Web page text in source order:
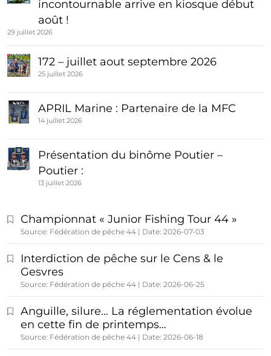
incontournable arrive en kiosque début
août !
29 juillet 2026
172 – juillet aout septembre 2026
25 juillet 2026
APRIL Marine : Partenaire de la MFC
14 juillet 2026
Présentation du binôme Poutier –
Poutier :
13 juillet 2026
Championnat « Junior Fishing Tour 44 »
Source: Fédération de pêche 44 Date: 2026-07-03
Interdiction de pêche sur le Cens & le
Gesvres
Source: Fédération de pêche 44 Date: 2026-06-25
Anguille, silure… La réglementation évolue
en cette fin de printemps…
Source: Fédération de pêche 44 Date: 2026-06-18